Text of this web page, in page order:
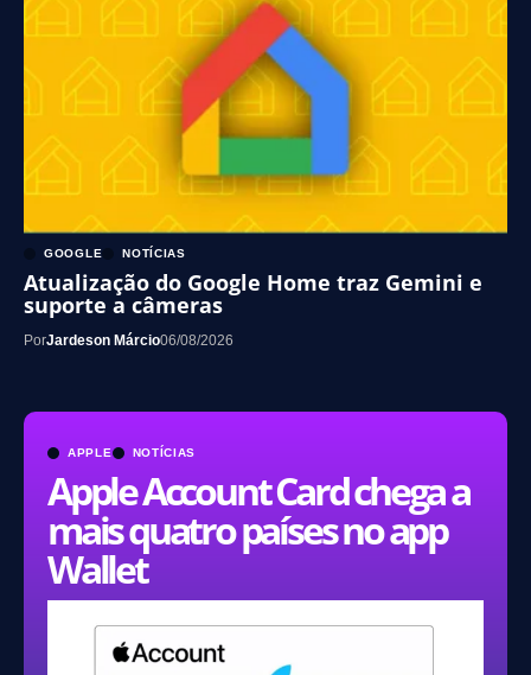
APPLE NOTÍCIAS
Apple Account Card chega a
mais quatro países no app
Wallet
GOOGLE NOTÍCIAS
Atualização do Google Home traz Gemini e
suporte a câmeras
PorJardeson Márcio06/08/2026